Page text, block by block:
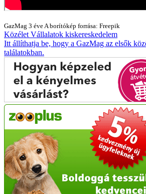
GazMag 3 éve A borítókép forrása: Freepik
Közélet Vállalatok kiskereskedelem
Itt állíthatja be, hogy a GazMag az elsők
találatokban.